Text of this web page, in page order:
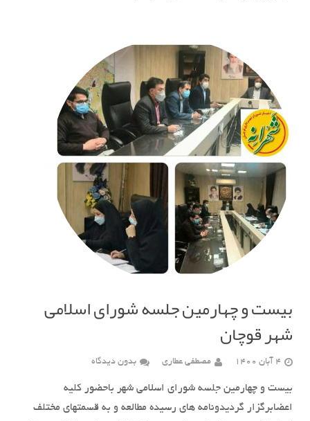
بیست و چهارمین جلسه شورای اسلامی
شهر قوچان
4 آبان 1400 مصطفی عطاری بدون دیدگاه
بیست و چهارمین جلسه شورای اسلامی شهر باحضور کلیه
اعضابرگزار گردیدونامه های رسیده مطالعه و به قسمتهای مختلف